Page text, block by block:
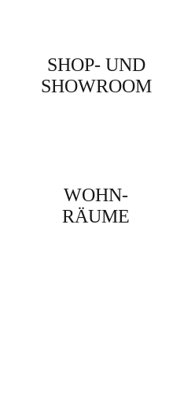
SHOP- UND
SHOWROOM
WOHN-
RÄUME